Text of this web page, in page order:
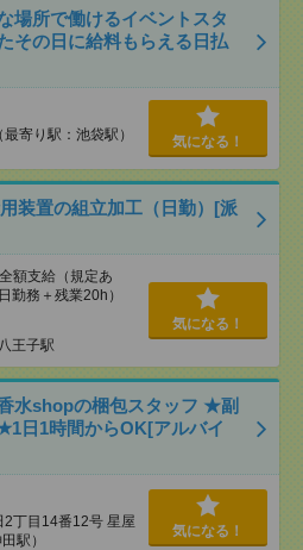
場所で働けるイベントスタ
その日に給料もらえる日払
寄り駅：池袋駅） 気になる！
装置の組立加工（日勤）[派
額支給（規定あ
勤務＋残業20h）
八王子駅
気になる！
水shopの梱包スタッフ ★副
日1時間からOK[アルバイ
丁目14番12号 星屋
駅）
気になる！